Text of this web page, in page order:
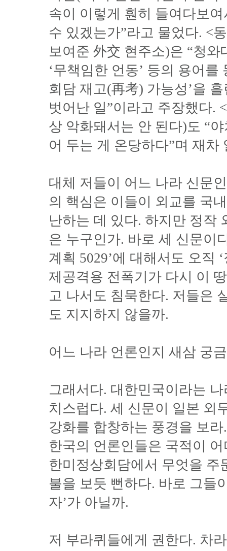
속이 이렇게 훤히 들여다보
수 있겠는가”라고 물었다. <
보여준 外交 현주소)은 “청와
‘무책임한 언동’ 등의 용어
회담 재고(再考) 가능성’을
벗어난 일”이라고 주장했다.
상 악화돼서는 안 된다)도 “
어 두는 게 온당하다”며 재차
대체 저들이 어느 나라 신문
의 핵심은 이들이 외교를 국
난하는 데 있다. 하지만 정작
은 누구인가. 바로 세 신문이
계획 5029’에 대해서도 오직
제공격용 전폭기가 다시 이
고 나서도 침묵한다. 저들은
도 지지하지 않을까.
어느 나라 언론인지 새삼 궁
그래서다. 대한민국이라는
치스럽다. 세 신문이 일본 외
강화를 합창하는 풍경을 보
한국의 언론인들은 국적이
한미정상회담에서 무엇을
불을 보듯 뻔하다. 바로 그들
자’가 아닐까.
저 부라퀴들에게 권한다. 차